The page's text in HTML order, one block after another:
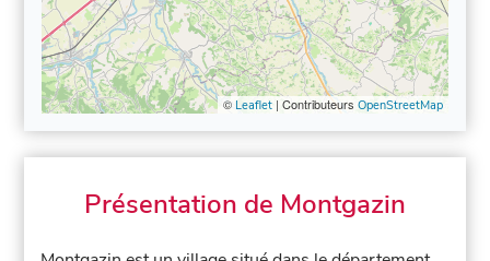
© Leaflet| Contributeurs OpenStreetMap
Présentation de Montgazin